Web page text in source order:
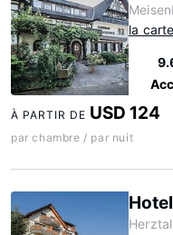
la carte
À PARTIR DE USD 124
par chambre / par nuit